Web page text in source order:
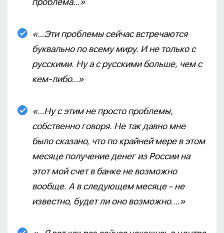
«…Эти проблемы сейчас встречаются
буквально по всему миру. И не только с
русскими. Ну а с русскими больше, чем с
кем-либо…»
«…Ну с этим не просто проблемы,
собственно говоря. Не так давно мне
было сказано, что по крайней мере в этом
месяце получение денег из России на
этот мой счет в банке не возможно
вообще. А в следующем месяце - не
известно, будет ли оно возможно.…»